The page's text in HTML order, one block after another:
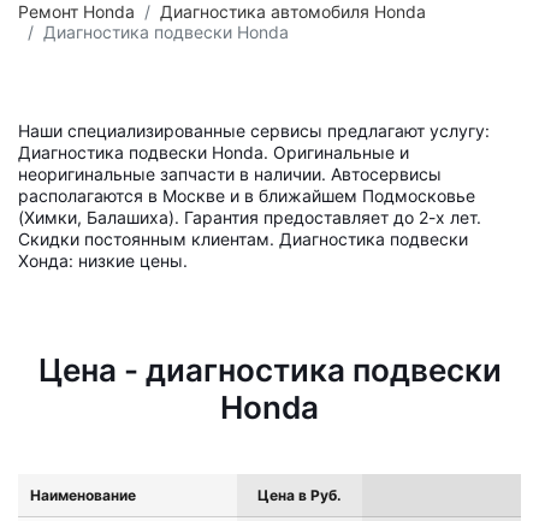
Ремонт Honda
Диагностика автомобиля Honda
Диагностика подвески Honda
Наши специализированные сервисы предлагают услугу:
Диагностика подвески Honda. Оригинальные и
неоригинальные запчасти в наличии. Автосервисы
располагаются в Москве и в ближайшем Подмосковье
(Химки, Балашиха). Гарантия предоставляет до 2-х лет.
Скидки постоянным клиентам. Диагностика подвески
Хонда: низкие цены.
Цена - диагностика подвески
Honda
Наименование Цена в Руб.